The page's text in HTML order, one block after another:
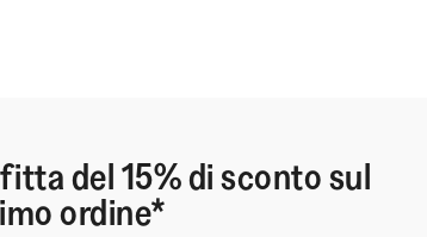
del 15% di sconto sul
ordine*